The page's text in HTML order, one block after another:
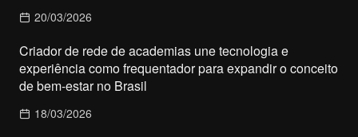
20/03/2026
Criador de rede de academias une tecnologia e
experiência como frequentador para expandir o conceito
de bem-estar no Brasil
18/03/2026